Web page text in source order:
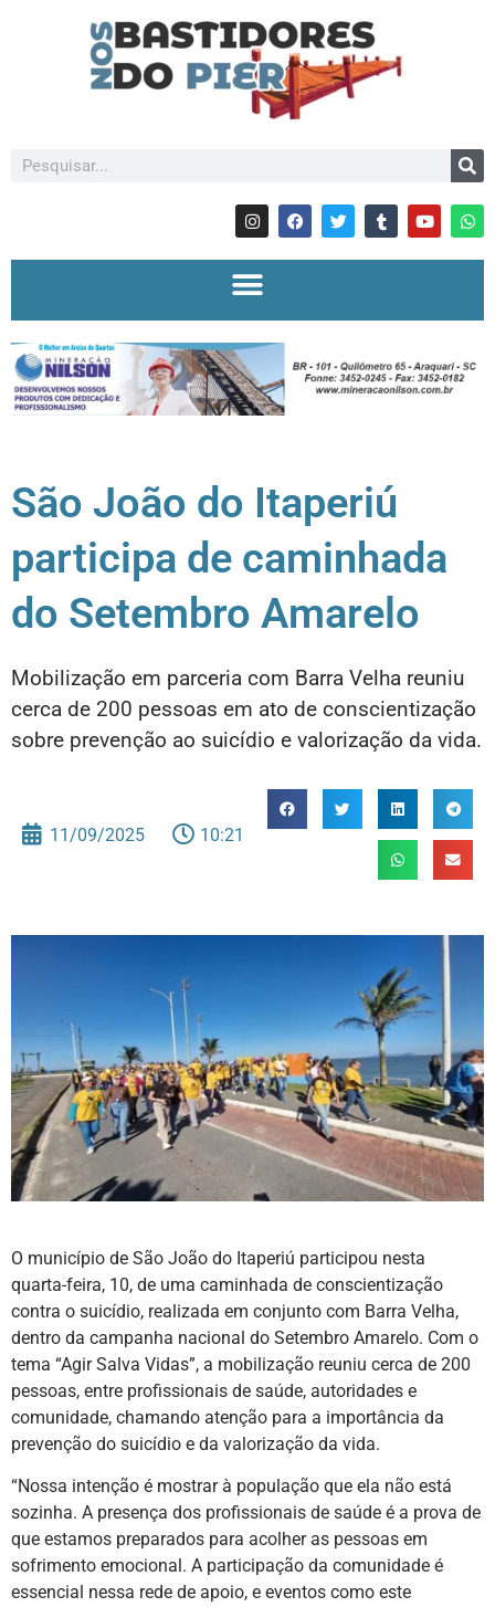
São João do Itaperiú
participa de caminhada
do Setembro Amarelo
Mobilização em parceria com Barra Velha reuniu
cerca de 200 pessoas em ato de conscientização
sobre prevenção ao suicídio e valorização da vida.
11/09/2025 10:21
O município de São João do Itaperiú participou nesta
quarta-feira, 10, de uma caminhada de conscientização
contra o suicídio, realizada em conjunto com Barra Velha,
dentro da campanha nacional do Setembro Amarelo. Com o
tema “Agir Salva Vidas”, a mobilização reuniu cerca de 200
pessoas, entre profissionais de saúde, autoridades e
comunidade, chamando atenção para a importância da
prevenção do suicídio e da valorização da vida.
“Nossa intenção é mostrar à população que ela não está
sozinha. A presença dos profissionais de saúde é a prova de
que estamos preparados para acolher as pessoas em
sofrimento emocional. A participação da comunidade é
essencial nessa rede de apoio, e eventos como este